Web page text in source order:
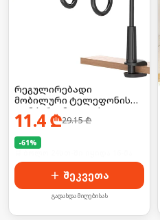
რეგულირებადი
მობილური ტელეფონის
დამჭერი, მაგიდის
სამაგრით
11.4₾29.15₾
-61%
შეკვეთა
გადახდა მიღებისას